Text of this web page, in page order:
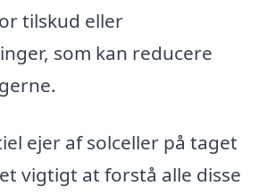
tilskud eller
som kan reducere
ejer af solceller på taget
vigtigt at forstå alle disse